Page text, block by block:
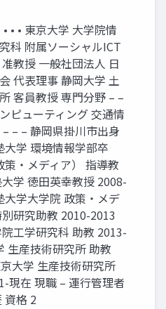
• • • 東京大学 大学院情
科 附属ソーシャルICT
教授 一般社団法人 日
代表理事 静岡大学 土
客員教授 専門分野 – –
ピューティング 交通情
– – 静岡県掛川市出身
大学 環境情報学部卒
策・メディア） 指導教
学 徳田英幸教授 2008-
大学大学院 政策・メデ
研究助教 2010-2013
工学研究科 助教 2013-
生産技術研究所 助教
大学 生産技術研究所
現在 現職 – 運行管理者
資格 2